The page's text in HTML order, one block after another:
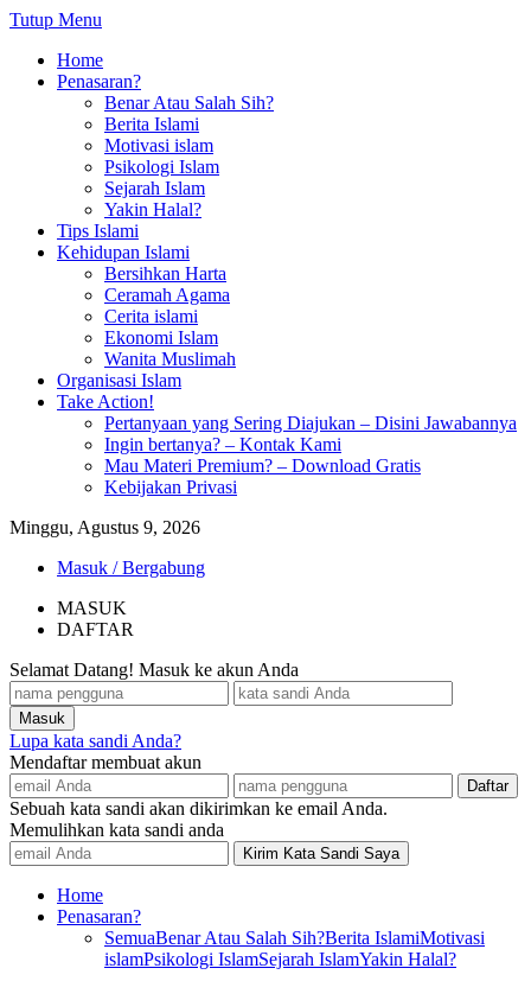
Tutup Menu
Home
Penasaran?
Benar Atau Salah Sih?
Berita Islami
Motivasi islam
Psikologi Islam
Sejarah Islam
Yakin Halal?
Tips Islami
Kehidupan Islami
Bersihkan Harta
Ceramah Agama
Cerita islami
Ekonomi Islam
Wanita Muslimah
Organisasi Islam
Take Action!
Pertanyaan yang Sering Diajukan – Disini Jawabannya
Ingin bertanya? – Kontak Kami
Mau Materi Premium? – Download Gratis
Kebijakan Privasi
Minggu, Agustus 9, 2026
Masuk / Bergabung
MASUK
DAFTAR
Selamat Datang! Masuk ke akun Anda
Lupa kata sandi Anda?
Mendaftar membuat akun
Sebuah kata sandi akan dikirimkan ke email Anda.
Memulihkan kata sandi anda
Home
Penasaran?
SemuaBenar Atau Salah Sih?Berita IslamiMotivasi
islamPsikologi IslamSejarah IslamYakin Halal?